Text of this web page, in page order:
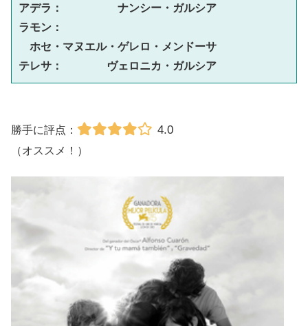
アデラ：　　　　　ナンシー・ガルシア
ラモン：
ホセ・マヌエル・ゲレロ・メンドーサ
テレサ：　　　　ヴェロニカ・ガルシア
勝手に評点： 4.0
（オススメ！）